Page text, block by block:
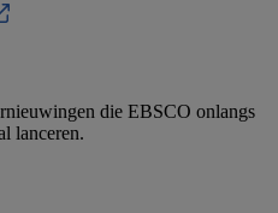
die EBSCO onlangs
lanceren.